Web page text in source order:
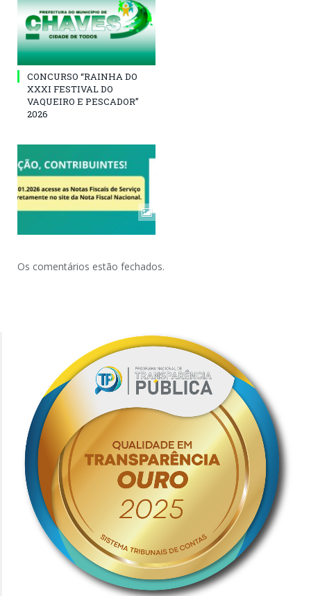
CONCURSO “RAINHA DO
XXXI FESTIVAL DO
VAQUEIRO E PESCADOR”
2026
Os comentários estão fechados.